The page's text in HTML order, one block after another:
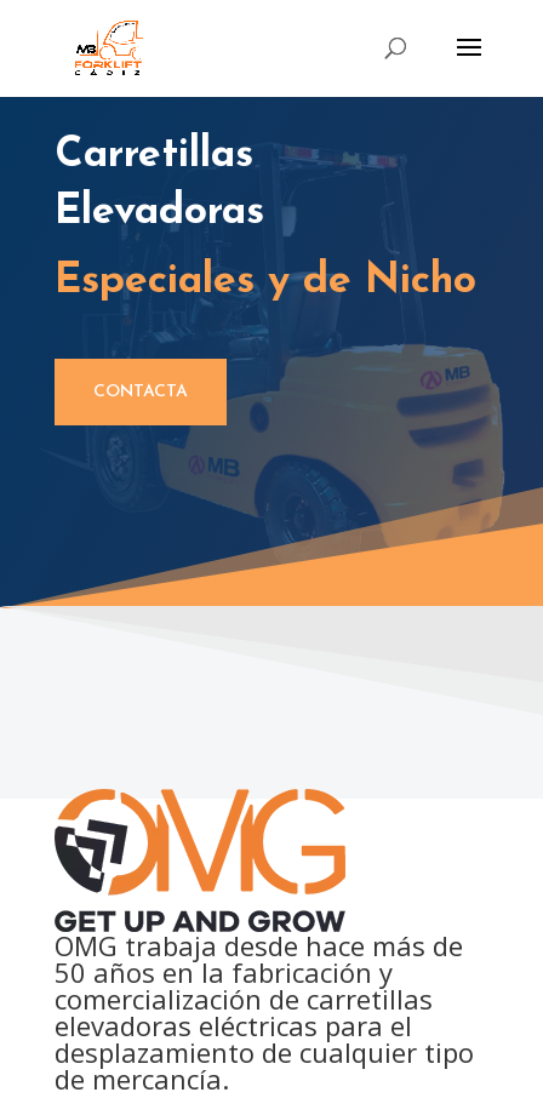
Carretillas
Elevadoras
Especiales y de Nicho
CONTACTA
OMG trabaja desde hace más de
50 años en la fabricación y
comercialización de carretillas
elevadoras eléctricas para el
desplazamiento de cualquier tipo
de mercancía.